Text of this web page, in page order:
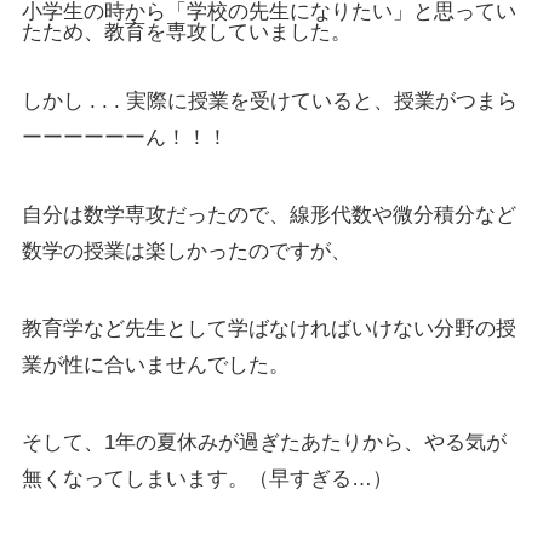
小学生の時から「学校の先生になりたい」と思ってい
たため、教育を専攻していました。
しかし . . . 実際に授業を受けていると、授業がつまら
ーーーーーーん！！！
自分は数学専攻だったので、線形代数や微分積分など
数学の授業は楽しかったのですが、
教育学など先生として学ばなければいけない分野の授
業が性に合いませんでした。
そして、1年の夏休みが過ぎたあたりから、やる気が
無くなってしまいます。（早すぎる…）